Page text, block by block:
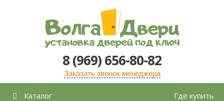
содержимому
8 (969) 656-80-82
Заказать звонок менеджера
Каталог Где купить